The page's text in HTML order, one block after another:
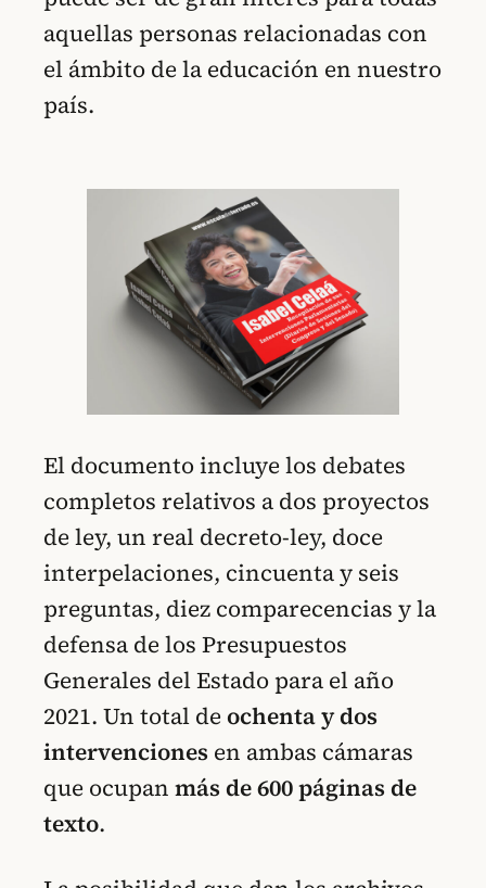
aquellas personas relacionadas con
el ámbito de la educación en nuestro
país.
El documento incluye los debates
completos relativos a dos proyectos
de ley, un real decreto-ley, doce
interpelaciones, cincuenta y seis
preguntas, diez comparecencias y la
defensa de los Presupuestos
Generales del Estado para el año
2021. Un total deochentay dos
intervenciones en ambas cámaras
que ocupan más de 600 páginas de
texto.